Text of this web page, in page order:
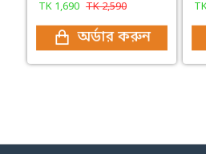
TK 1,690 TK2,590
অর্ডার করুন